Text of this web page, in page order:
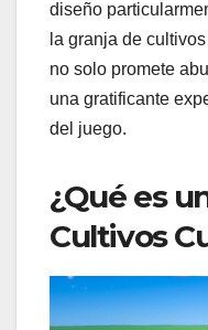
diseño
la granja de
no solo promete
una gratificante
del juego.
¿Qué es
Cultivos